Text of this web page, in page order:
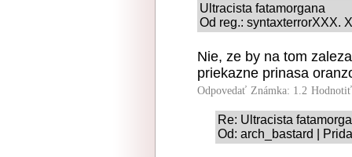
Ultracista fatamorgana
Od reg.: syntaxterrorXXX.
Nie, ze by na tom
priekazne prinasa
Odpovedať Známka: 1.2
Re: Ultracista
Od: arch_bastard |